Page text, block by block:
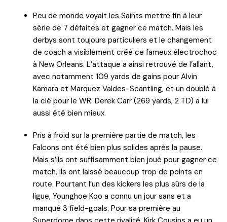
Peu de monde voyait les Saints mettre fin à leur
série de 7 défaites et gagner ce match. Mais les
derbys sont toujours particuliers et le changement
de coach a visiblement créé ce fameux électrochoc
à New Orleans. L’attaque a ainsi retrouvé de l’allant,
avec notamment 109 yards de gains pour Alvin
Kamara et Marquez Valdes-Scantling, et un doublé à
la clé pour le WR. Derek Carr (269 yards, 2 TD) a lui
aussi été bien mieux.
Pris à froid sur la première partie de match, les
Falcons ont été bien plus solides après la pause.
Mais s’ils ont suffisamment bien joué pour gagner ce
match, ils ont laissé beaucoup trop de points en
route. Pourtant l’un des kickers les plus sûrs de la
ligue, Younghoe Koo a connu un jour sans et a
manqué 3 field-goals. Pour sa première au